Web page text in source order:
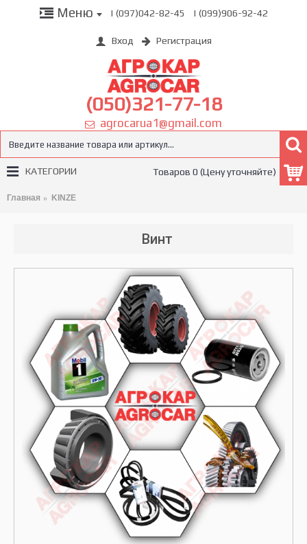
Меню | (097)042-82-45 | (099)906-92-42
Вход Регистрация
(050)321-77-18
agrocarua1@gmail.com
Товаров 0 (Цену уточняйте)
КАТЕГОРИИ
Главная KINZE
Винт